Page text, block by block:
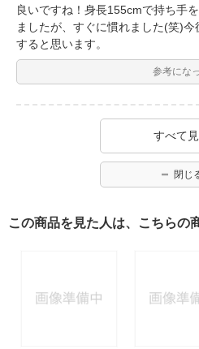
良いですね！身長155cmで持ち手
ましたが、すぐに慣れました(笑)
すると思います。
参考にな
すべて
閉じ
この商品を見た人は、こちらの